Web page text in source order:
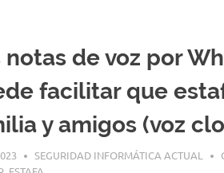
notas de voz por
facilitar que
y amigos (voz
SEGURIDAD INFORMÁTICA ACTUAL